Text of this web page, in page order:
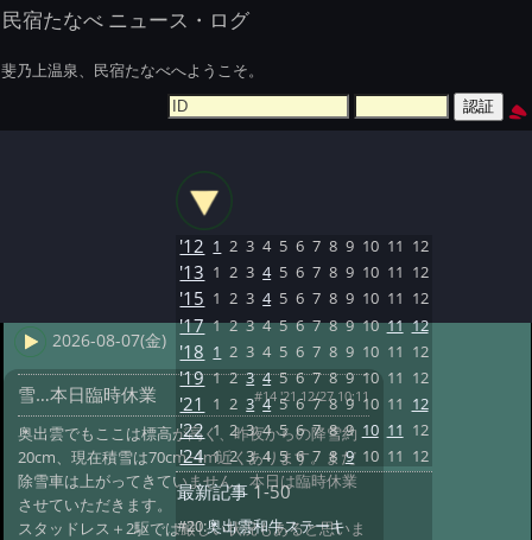
民宿たなべ ニュース・ログ
斐乃上温泉、民宿たなべへようこそ。
2026-08-07(金)
雪…本日臨時休業 #14 '21 12/27 10:11
奥出雲でもここは標高が高く、昨夜からの降雪約
20cm、現在積雪は70cm~1m近くあります。まだ
除雪車は上がってきていません。本日は臨時休業
させていただきます。
スタッドレス＋2駆では厳しい状況もあると思いま
'12 1 2 3 4 5 6 7 8 9 10 11 12
'13 1 2 3 4 5 6 7 8 9 10 11 12
'15 1 2 3 4 5 6 7 8 9 10 11 12
'17 1 2 3 4 5 6 7 8 9 10 11 12
'18 1 2 3 4 5 6 7 8 9 10 11 12
'19 1 2 3 4 5 6 7 8 9 10 11 12
'21 1 2 3 4 5 6 7 8 9 10 11 12
'22 1 2 3 4 5 6 7 8 9 10 11 12
'24 1 2 3 4 5 6 7 8 9 10 11 12
最新記事1-50
#20:奥出雲和牛ステーキ